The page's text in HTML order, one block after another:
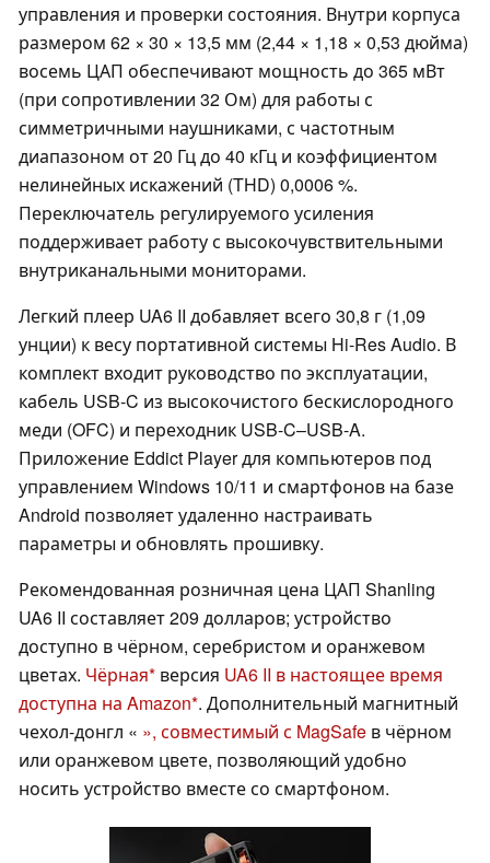
управления и проверки состояния. Внутри корпуса
размером 62 × 30 × 13,5 мм (2,44 × 1,18 × 0,53 дюйма)
восемь ЦАП обеспечивают мощность до 365 мВт
(при сопротивлении 32 Ом) для работы с
симметричными наушниками, с частотным
диапазоном от 20 Гц до 40 кГц и коэффициентом
нелинейных искажений (THD) 0,0006 %.
Переключатель регулируемого усиления
поддерживает работу с высокочувствительными
внутриканальными мониторами.
Легкий плеер UA6 II добавляет всего 30,8 г (1,09
унции) к весу портативной системы Hi-Res Audio. В
комплект входит руководство по эксплуатации,
кабель USB-C из высокочистого бескислородного
меди (OFC) и переходник USB-C–USB-A.
Приложение Eddict Player для компьютеров под
управлением Windows 10/11 и смартфонов на базе
Android позволяет удаленно настраивать
параметры и обновлять прошивку.
Рекомендованная розничная цена ЦАП Shanling
UA6 II составляет 209 долларов; устройство
доступно в чёрном, серебристом и оранжевом
цветах. Чёрная версия UA6 II в настоящее время
доступна на Amazon . Дополнительный магнитный
чехол-донгл « », совместимый с MagSafe в чёрном
или оранжевом цвете, позволяющий удобно
носить устройство вместе со смартфоном.